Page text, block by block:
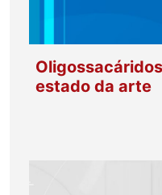
estado da arte